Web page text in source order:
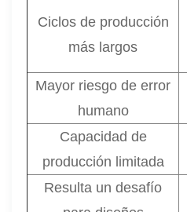
Ciclos de producción
más largos
Mayor riesgo de error
humano
Capacidad de
producción limitada
Resulta un desafío